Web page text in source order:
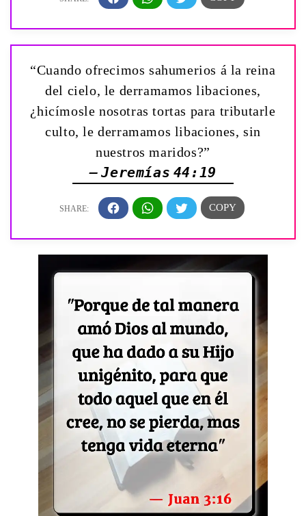
“Cuando ofrecimos sahumerios á la reina
del cielo, le derramamos libaciones,
¿hicímosle nosotras tortas para tributarle
culto, le derramamos libaciones, sin
nuestros maridos?”
— Jeremías 44:19